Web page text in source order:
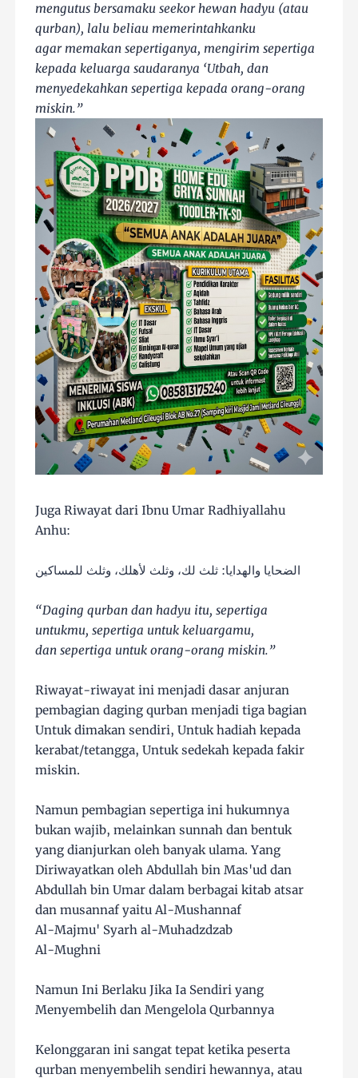
mengutus bersamaku seekor hewan hadyu (atau
qurban), lalu beliau memerintahkanku
agar memakan sepertiganya, mengirim sepertiga
kepada keluarga saudaranya ‘Utbah, dan
menyedekahkan sepertiga kepada orang-orang
miskin.”
Juga Riwayat dari Ibnu Umar Radhiyallahu
Anhu:
الضحايا والهدايا: ثلث لك، وثلث لأهلك، وثلث للمساكين
“Daging qurban dan hadyu itu, sepertiga
untukmu, sepertiga untuk keluargamu,
dan sepertiga untuk orang-orang miskin.”
Riwayat-riwayat ini menjadi dasar anjuran
pembagian daging qurban menjadi tiga bagian
Untuk dimakan sendiri, Untuk hadiah kepada
kerabat/tetangga, Untuk sedekah kepada fakir
miskin.
Namun pembagian sepertiga ini hukumnya
bukan wajib, melainkan sunnah dan bentuk
yang dianjurkan oleh banyak ulama. Yang
Diriwayatkan oleh Abdullah bin Mas'ud dan
Abdullah bin Umar dalam berbagai kitab atsar
dan musannaf yaitu Al-Mushannaf
Al-Majmu' Syarh al-Muhadzdzab
Al-Mughni
Namun Ini Berlaku Jika Ia Sendiri yang
Menyembelih dan Mengelola Qurbannya
Kelonggaran ini sangat tepat ketika peserta
qurban menyembelih sendiri hewannya, atau